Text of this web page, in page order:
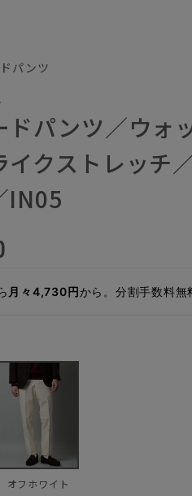
パンツ
ドパンツ／ウォ
イクストレッチ
IN05
月々4,730円から。分割手数料無
オフホワイト